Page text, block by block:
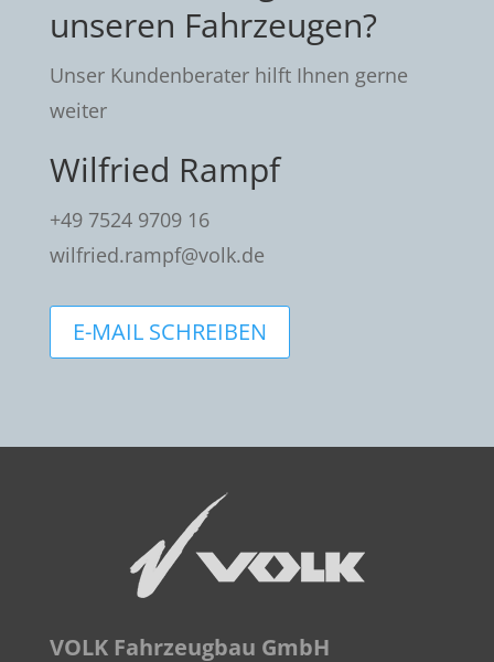
unseren Fahrzeugen?
Unser Kundenberater hilft Ihnen gerne
weiter
Wilfried Rampf
+49 7524 9709 16
wilfried.rampf@volk.de
E-MAIL SCHREIBEN
VOLK Fahrzeugbau GmbH